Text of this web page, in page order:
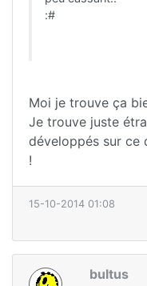
:#
Moi je trouve ça
Je trouve juste
développés sur ce
!
15-10-2014 01:08
bultus